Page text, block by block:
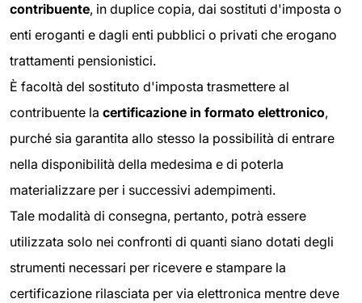
contribuente, in duplice copia, dai sostituti d'imposta o
enti eroganti e dagli enti pubblici o privati che erogano
trattamenti pensionistici.
È facoltà del sostituto d'imposta trasmettere al
contribuente la certificazione in formato elettronico,
purché sia garantita allo stesso la possibilità di entrare
nella disponibilità della medesima e di poterla
materializzare per i successivi adempimenti.
Tale modalità di consegna, pertanto, potrà essere
utilizzata solo nei confronti di quanti siano dotati degli
strumenti necessari per ricevere e stampare la
certificazione rilasciata per via elettronica mentre deve